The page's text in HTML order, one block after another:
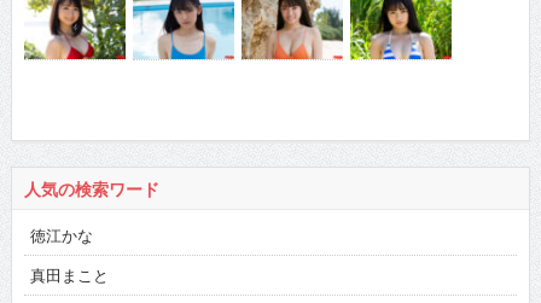
人気の検索ワード
徳江かな
真田まこと